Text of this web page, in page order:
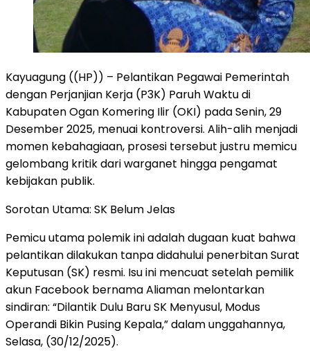
Kayuagung ((HP)) – Pelantikan Pegawai Pemerintah
dengan Perjanjian Kerja (P3K) Paruh Waktu di
Kabupaten Ogan Komering Ilir (OKI) pada Senin, 29
Desember 2025, menuai kontroversi. Alih-alih menjadi
momen kebahagiaan, prosesi tersebut justru memicu
gelombang kritik dari warganet hingga pengamat
kebijakan publik.
Sorotan Utama: SK Belum Jelas
Pemicu utama polemik ini adalah dugaan kuat bahwa
pelantikan dilakukan tanpa didahului penerbitan Surat
Keputusan (SK) resmi. Isu ini mencuat setelah pemilik
akun Facebook bernama Aliaman melontarkan
sindiran: “Dilantik Dulu Baru SK Menyusul, Modus
Operandi Bikin Pusing Kepala,” dalam unggahannya,
Selasa, (30/12/2025).